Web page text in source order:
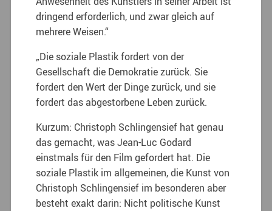
dringend erforderlich, und zwar gleich auf
mehrere Weisen.“
„Die soziale Plastik fordert von der
Gesellschaft die Demokratie zurück. Sie
fordert den Wert der Dinge zurück, und sie
fordert das abgestorbene Leben zurück.
Kurzum: Christoph Schlingensief hat genau
das gemacht, was Jean-Luc Godard
einstmals für den Film gefordert hat. Die
soziale Plastik im allgemeinen, die Kunst von
Christoph Schlingensief im besonderen aber
besteht exakt darin: Nicht politische Kunst